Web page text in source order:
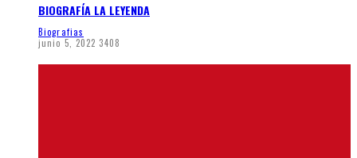
BIOGRAFÍA LA LEYENDA
Biografias
junio 5, 2022 3408